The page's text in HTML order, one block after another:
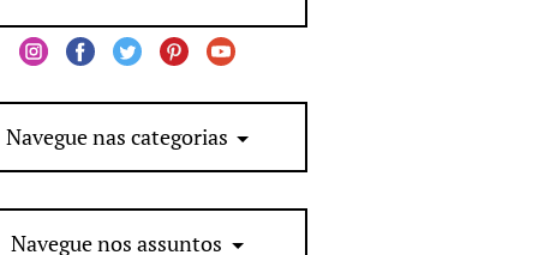
Navegue nas categorias
Navegue nos assuntos